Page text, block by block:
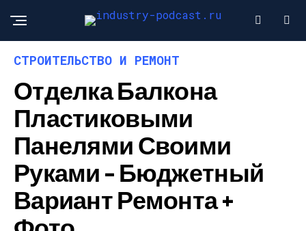
СТРОИТЕЛЬСТВО И РЕМОНТ
Отделка Балкона
Пластиковыми
Панелями Своими
Руками – Бюджетный
Вариант Ремонта +